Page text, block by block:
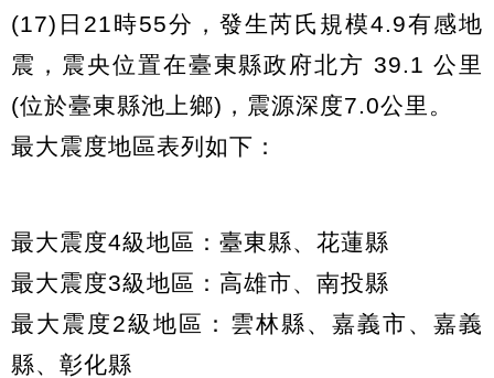
(17)日21時55分，發生芮氏規模4.9有感地
震，震央位置在臺東縣政府北方 39.1 公里
(位於臺東縣池上鄉)，震源深度7.0公里。
最大震度地區表列如下：
最大震度4級地區：臺東縣、花蓮縣
最大震度3級地區：高雄市、南投縣
最大震度2級地區：雲林縣、嘉義市、嘉義
縣、彰化縣